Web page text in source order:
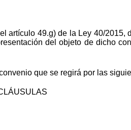
artículo 49.g) de la Ley 40/2015,
del objeto de dicho
que se regirá por las